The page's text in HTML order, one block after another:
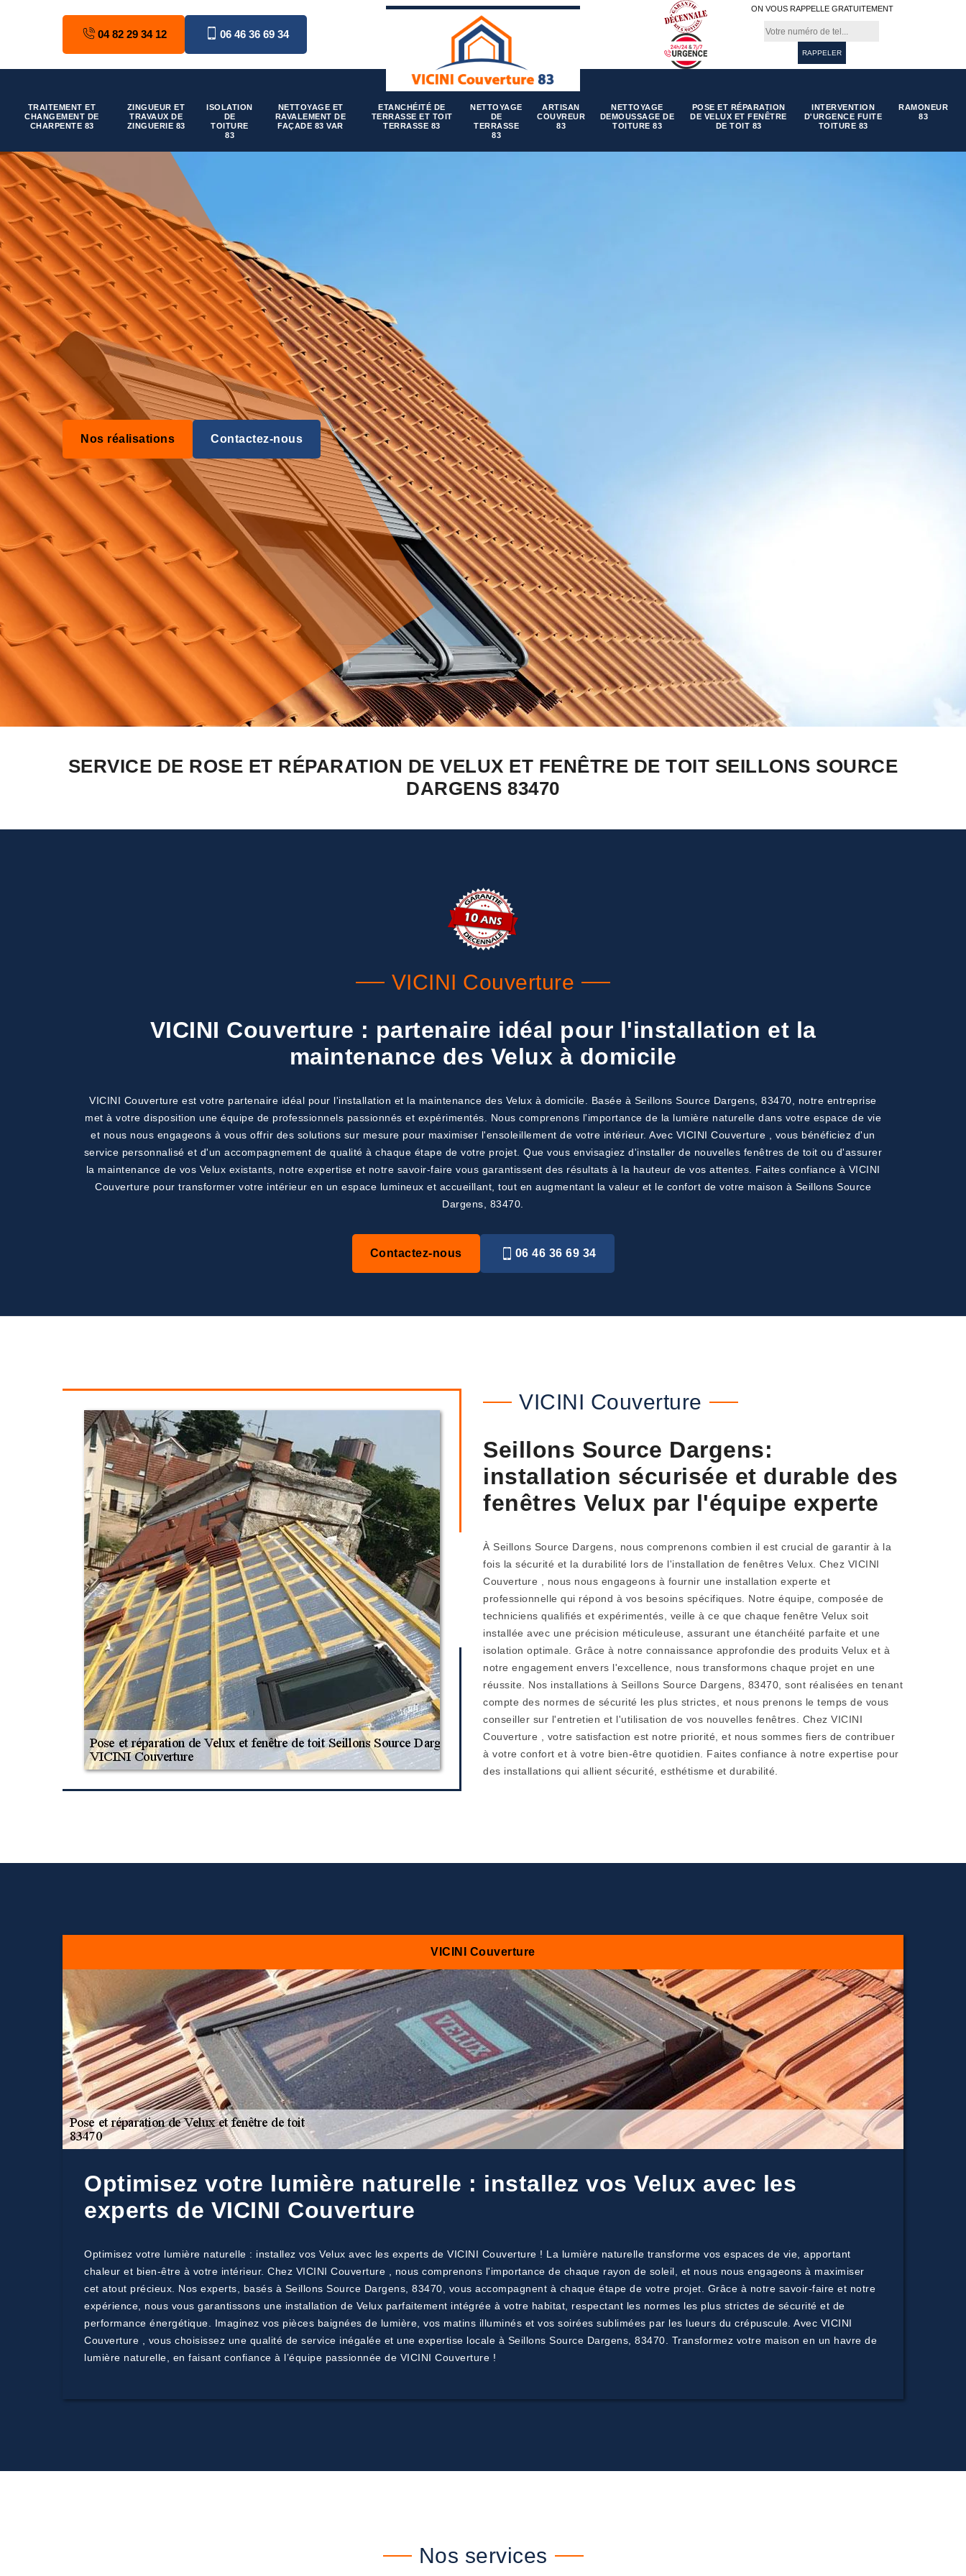
04 82 29 34 12 06 46 36 69 34
ON VOUS RAPPELLE GRATUITEMENT
TRAITEMENT ET
CHANGEMENT DE
CHARPENTE 83
ZINGUEUR ET
TRAVAUX DE
ZINGUERIE 83
ISOLATION
DE
TOITURE
83
NETTOYAGE ET
RAVALEMENT DE
FAÇADE 83 VAR
ETANCHÉITÉ DE
TERRASSE ET TOIT
TERRASSE 83
NETTOYAGE
DE
TERRASSE
83
ARTISAN
COUVREUR
83
NETTOYAGE
DEMOUSSAGE DE
TOITURE 83
POSE ET RÉPARATION
DE VELUX ET FENÊTRE
DE TOIT 83
INTERVENTION
D'URGENCE FUITE
TOITURE 83
RAMONEUR
83
Nos réalisations Contactez-nous
SERVICE DE ROSE ET RÉPARATION DE VELUX ET FENÊTRE DE TOIT SEILLONS SOURCE
DARGENS 83470
VICINI Couverture
VICINI Couverture : partenaire idéal pour l'installation et la
maintenance des Velux à domicile
VICINI Couverture est votre partenaire idéal pour l'installation et la maintenance des Velux à domicile. Basée à Seillons Source Dargens, 83470, notre entreprise
met à votre disposition une équipe de professionnels passionnés et expérimentés. Nous comprenons l'importance de la lumière naturelle dans votre espace de vie
et nous nous engageons à vous offrir des solutions sur mesure pour maximiser l'ensoleillement de votre intérieur. Avec VICINI Couverture , vous bénéficiez d'un
service personnalisé et d'un accompagnement de qualité à chaque étape de votre projet. Que vous envisagiez d'installer de nouvelles fenêtres de toit ou d'assurer
la maintenance de vos Velux existants, notre expertise et notre savoir-faire vous garantissent des résultats à la hauteur de vos attentes. Faites confiance à VICINI
Couverture pour transformer votre intérieur en un espace lumineux et accueillant, tout en augmentant la valeur et le confort de votre maison à Seillons Source
Dargens, 83470.
Contactez-nous 06 46 36 69 34
VICINI Couverture
Seillons Source Dargens:
installation sécurisée et durable des
fenêtres Velux par l'équipe experte
À Seillons Source Dargens, nous comprenons combien il est crucial de garantir à la
fois la sécurité et la durabilité lors de l'installation de fenêtres Velux. Chez VICINI
Couverture , nous nous engageons à fournir une installation experte et
professionnelle qui répond à vos besoins spécifiques. Notre équipe, composée de
techniciens qualifiés et expérimentés, veille à ce que chaque fenêtre Velux soit
installée avec une précision méticuleuse, assurant une étanchéité parfaite et une
isolation optimale. Grâce à notre connaissance approfondie des produits Velux et à
notre engagement envers l'excellence, nous transformons chaque projet en une
réussite. Nos installations à Seillons Source Dargens, 83470, sont réalisées en tenant
compte des normes de sécurité les plus strictes, et nous prenons le temps de vous
conseiller sur l'entretien et l'utilisation de vos nouvelles fenêtres. Chez VICINI
Couverture , votre satisfaction est notre priorité, et nous sommes fiers de contribuer
à votre confort et à votre bien-être quotidien. Faites confiance à notre expertise pour
des installations qui allient sécurité, esthétisme et durabilité.
VICINI Couverture
Optimisez votre lumière naturelle : installez vos Velux avec les
experts de VICINI Couverture
Optimisez votre lumière naturelle : installez vos Velux avec les experts de VICINI Couverture ! La lumière naturelle transforme vos espaces de vie, apportant
chaleur et bien-être à votre intérieur. Chez VICINI Couverture , nous comprenons l'importance de chaque rayon de soleil, et nous nous engageons à maximiser
cet atout précieux. Nos experts, basés à Seillons Source Dargens, 83470, vous accompagnent à chaque étape de votre projet. Grâce à notre savoir-faire et notre
expérience, nous vous garantissons une installation de Velux parfaitement intégrée à votre habitat, respectant les normes les plus strictes de sécurité et de
performance énergétique. Imaginez vos pièces baignées de lumière, vos matins illuminés et vos soirées sublimées par les lueurs du crépuscule. Avec VICINI
Couverture , vous choisissez une qualité de service inégalée et une expertise locale à Seillons Source Dargens, 83470. Transformez votre maison en un havre de
lumière naturelle, en faisant confiance à l’équipe passionnée de VICINI Couverture !
Nos services